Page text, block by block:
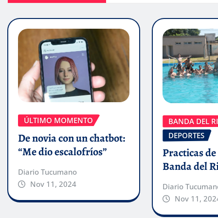
ÚLTIMO MOMENTO
De novia con un chatbot:
“Me dio escalofríos”
Diario Tucumano
Nov 11, 2024
BANDA DEL
DEPORTES
Practicas
Banda del
Diario
Nov 11,